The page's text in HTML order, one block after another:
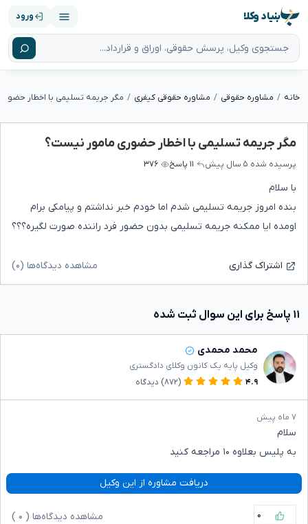
بنیاد وکلا ورود
خانه مشاوره حقوقی مشاوره حقوقی کیفری مگر جریمه تسلیمی با اخطار
مگر جریمه تسلیمی با اخطار حضوری مامور نیست؟
پرسیده شده ۵ سال پیش ۱۱ پاسخ ۳۷۶
با سلام
بنده امروز جریمه تسلیمی شدم اما خودم خبر نداشتم و پیامکی برام
اومده ایا ممکنه جریمه تسلیمی بدون حضور فرد راننده صورت لگیره؟؟؟
اشتراک گذاری مشاهده دیدگاه‌ها (۰)
۱۱ پاسخ برای این سوال ثبت شده
محمد محمدی
وکیل پایه یک کانون وکلای دادگستری
۴.۹
(۸۷۲) دیدگاه
۷ ماه پیش
سلام
به پلیس بعلاوه ۱۰ مراجعه کنید
دریافت مشاوره از این وکیل
۰ مشاهده دیدگاه‌ها ( ۰